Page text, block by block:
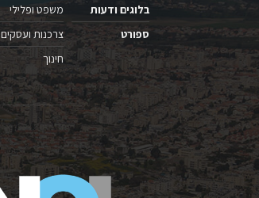
בלוגים ודעות
ספורט
משפט ופלילי
צרכנות ועסקים
חינוך